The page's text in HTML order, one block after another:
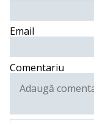
Email
Comentariu